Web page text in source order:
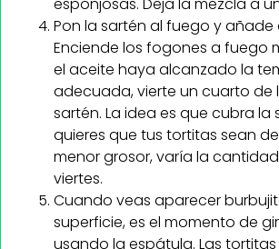
esponjosas. Deja la mezcla a
Pon la sartén al fuego y añade
Enciende los fogones a fuego
el aceite haya alcanzado la
adecuada, vierte un cuarto de
sartén. La idea es que cubra la
quieres que tus tortitas sean
menor grosor, varía la
viertes.
Cuando veas aparecer
superficie, es el momento de
usando la espátula. Las